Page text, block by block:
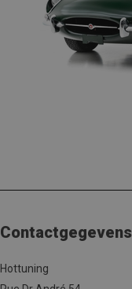
Contactgegevens
Hottuning